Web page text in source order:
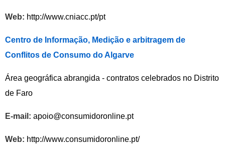
Web: http://www.cniacc.pt/pt
Centro de Informação, Medição e arbitragem de
Conflitos de Consumo do Algarve
Área geográfica abrangida - contratos celebrados no Distrito
de Faro
E-mail: apoio@consumidoronline.pt
Web: http://www.consumidoronline.pt/